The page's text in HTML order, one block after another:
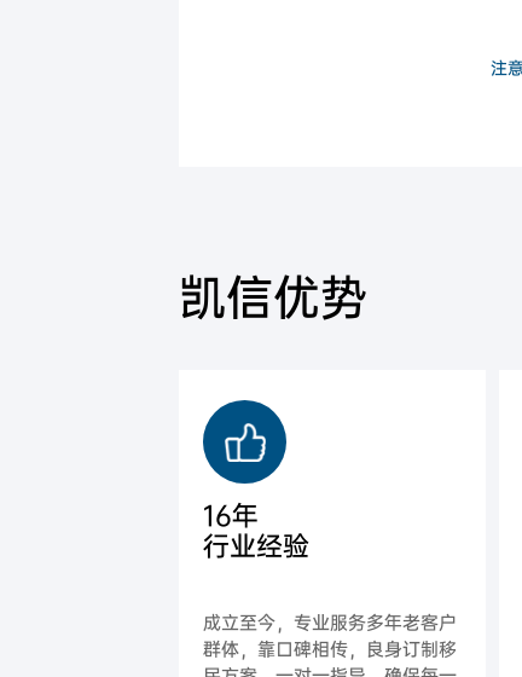
注
凯信优势
16年
行业经验
成立至今，专业服务多年老客户
群体，靠口碑相传，良身订制移